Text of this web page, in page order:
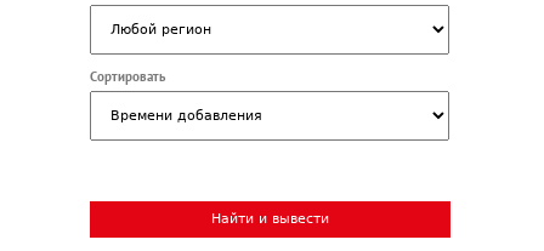
Сортировать